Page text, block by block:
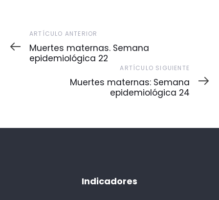
Artículo
Anterior
ARTÍCULO ANTERIOR
Muertes maternas. Semana
epidemiológica 22
ARTÍCULO SIGUIENTE
Muertes maternas: Semana
epidemiológica 24
Indicadores